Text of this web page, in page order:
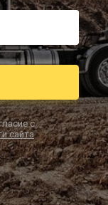
505-40-85
бесплатно
negabarit.ru
звонок
с
сайта